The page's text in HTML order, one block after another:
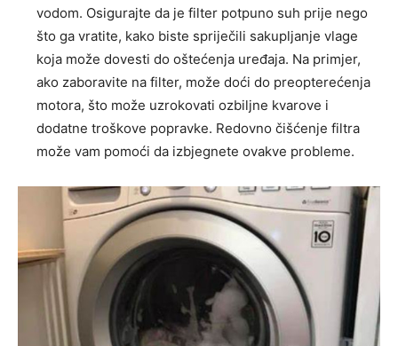
vodom. Osigurajte da je filter potpuno suh prije nego
što ga vratite, kako biste spriječili sakupljanje vlage
koja može dovesti do oštećenja uređaja. Na primjer,
ako zaboravite na filter, može doći do preopterećenja
motora, što može uzrokovati ozbiljne kvarove i
dodatne troškove popravke. Redovno čišćenje filtra
može vam pomoći da izbjegnete ovakve probleme.